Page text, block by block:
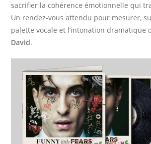
sacrifier la cohérence émotionnelle qui
Un rendez-vous attendu pour mesurer,
palette vocale et l’intonation dramatique
David.